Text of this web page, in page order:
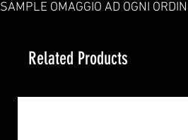
SAMPLE OMAGGIO AD OGNI
Related Products